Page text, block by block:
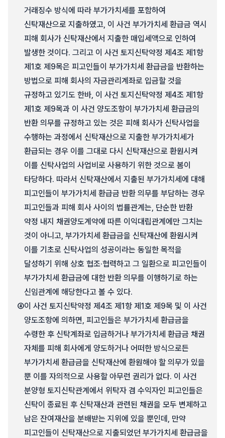
거래징수 방식에 따라 부가가치세를 포함하여
신탁재산으로 지출하였고, 이 사건 부가가치세 환급금 역시
피해 회사가 신탁재산에서 지출한 매입세액으로 인하여
발생한 것이다. 그리고 이 사건 토지신탁약정 제4조 제1항
제1호 제9목은 피고인들이 부가가치세 환급금을 반환하는
방법으로 피해 회사의 자금관리계좌로 입금할 것을
규정하고 있기도 한바, 이 사건 토지신탁약정 제4조 제1항
제1호 제9목과 이 사건 양도조항이 부가가치세 환급금의
반환 의무를 규정하고 있는 것은 피해 회사가 신탁사업을
수행하는 과정에서 신탁재산으로 지출한 부가가치세가
환급되는 경우 이를 그대로 다시 신탁재산으로 환원시켜
이를 신탁사업의 사업비로 사용하기 위한 것으로 봄이
타당하다. 따라서 신탁재산에서 지출된 부가가치세에 대해
피고인들이 부가가치세 환급금 반환 의무를 부담하는 경우
피고인들과 피해 회사 사이의 법률관계는, 단순한 반환
약정 내지 채권양도계약에 따른 이익대립관계에만 그치는
것이 아니고, 부가가치세 환급금을 신탁재산에 환원시켜
이를 기초로 신탁사업의 성공이라는 동일한 목적을
달성하기 위해 상호 협조·협력하고 그 일환으로 피고인들이
부가가치세 환급금에 대한 반환 의무를 이행하기로 하는
신임관계에 해당한다고 볼 수 있다.
④이 사건 토지신탁약정 제4조 제1항 제1호 제9목 및 이 사건
양도조항에 의하면, 피고인들은 부가가치세 환급금을
수령한 후 신탁계좌로 입금하거나 부가가치세 환급금 채권
자체를 피해 회사에게 양도하거나 어떠한 방식으로든
부가가치세 환급금을 신탁재산에 환원해야 할 의무가 있을
뿐 이를 자의적으로 사용할 아무런 권리가 없다. 이 사건
분양형 토지신탁관계에서 위탁자 겸 수익자인 피고인들은
신탁이 종료된 후 신탁재산과 관련된 채권을 모두 변제하고
남은 잔여재산을 분배받는 지위에 있을 뿐인데, 만약
피고인들이 신탁재산으로 지출되었던 부가가치세 환급금을